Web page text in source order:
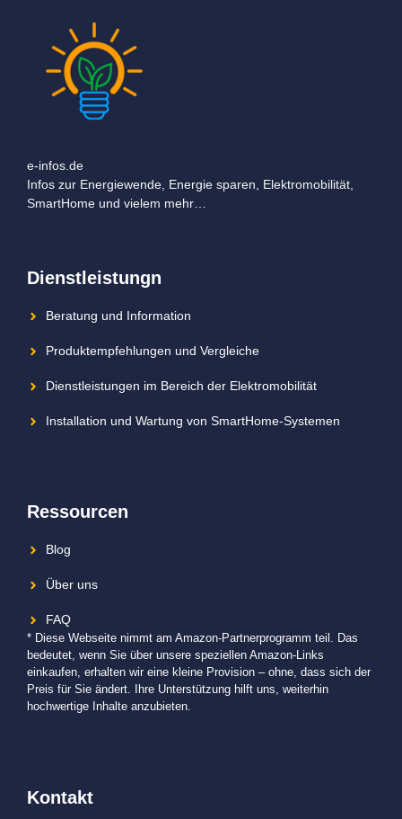
e-infos.de
Infos zur Energiewende, Energie sparen, Elektromobilität,
SmartHome und vielem mehr…
Dienstleistungn
Beratung und Information
Produktempfehlungen und Vergleiche
Dienstleistungen im Bereich der Elektromobilität
Installation und Wartung von SmartHome-Systemen
Ressourcen
Blog
Über uns
FAQ
* Diese Webseite nimmt am Amazon-Partnerprogramm teil. Das
bedeutet, wenn Sie über unsere speziellen Amazon-Links
einkaufen, erhalten wir eine kleine Provision – ohne, dass sich der
Preis für Sie ändert. Ihre Unterstützung hilft uns, weiterhin
hochwertige Inhalte anzubieten.
Kontakt